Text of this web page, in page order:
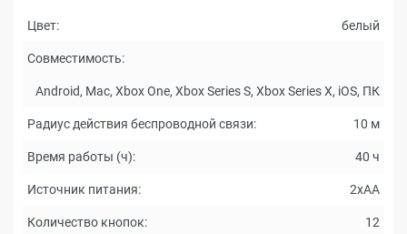
Цвет: белый
Совместимость:
Android, Mac, Xbox One, Xbox Series S, Xbox Series X, iOS, ПК
Радиус действия беспроводной связи: 10 м
Время работы (ч): 40 ч
Источник питания: 2xAA
Количество кнопок: 12